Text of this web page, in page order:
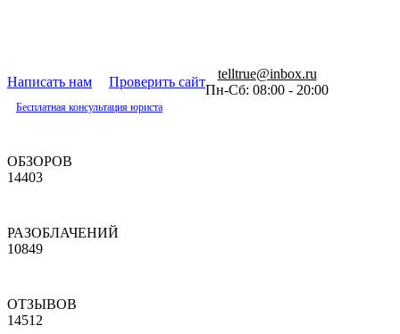
Написать нам Проверить сайт
telltrue@inbox.ru
Пн-Сб: 08:00 - 20:00
Бесплатная консультация юриста
ОБЗОРОВ
14403
РАЗОБЛАЧЕНИЙ
10849
ОТЗЫВОВ
14512